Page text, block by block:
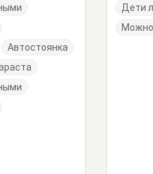
Автостоянка
Дети